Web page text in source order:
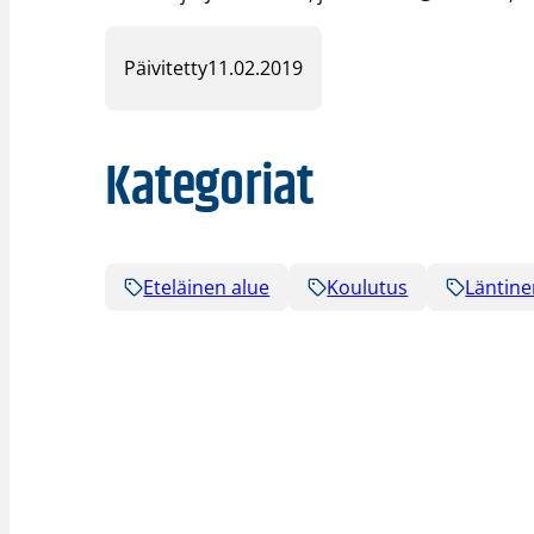
Päivitetty11.02.2019
Kategoriat
Eteläinen alue Koulutus